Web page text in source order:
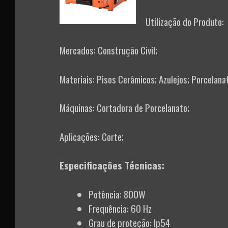
Utilização do Produto:
Mercados: Construção Civil;
Materiais: Pisos Cerâmicos; Azulejos;
Máquinas: Cortadora de Porcelanato;
Aplicações: Corte;
Especificações Técnicas:
Potência: 800W
Frequência: 60 Hz
Grau de proteção: Ip54